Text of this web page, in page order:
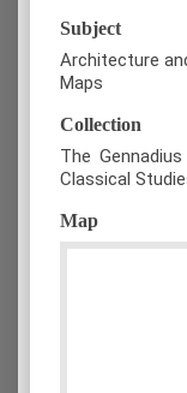
Subject
Architecture
Maps
Collection
The
Classical
Map